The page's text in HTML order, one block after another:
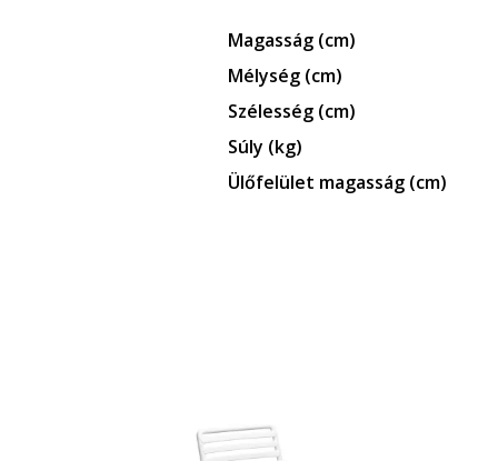
Magasság (cm)
Mélység (cm)
Szélesség (cm)
Súly (kg)
Ülőfelület magasság (cm)